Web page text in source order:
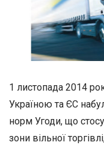
1 листопада 2014
Україною та ЄС
норм Угоди, що
зони вільної